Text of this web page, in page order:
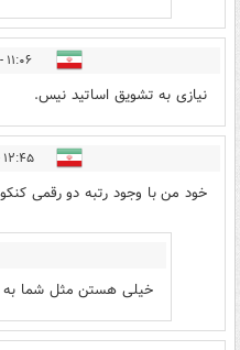
۱۱:۰۶ - ۱۴۰۰/۰۸/۲۸
نیازی به تشویق اساتید نیس.
۱۲:۴۵ - ۱۴۰۰/۰۸/۲۸
خود من با وجود رتبه دو رقمی
خیلی هستن مثل شما